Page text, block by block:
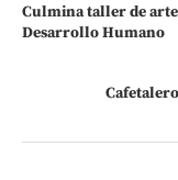
Culmina taller de
Desarrollo Humano